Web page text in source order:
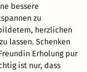
bessere
zu
herzlichen
lassen. Schenken
Erholung pur
ist nur, dass